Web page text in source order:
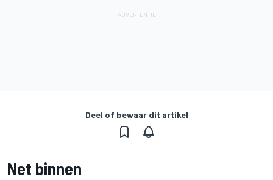
Deel of bewaar dit artikel
Net binnen